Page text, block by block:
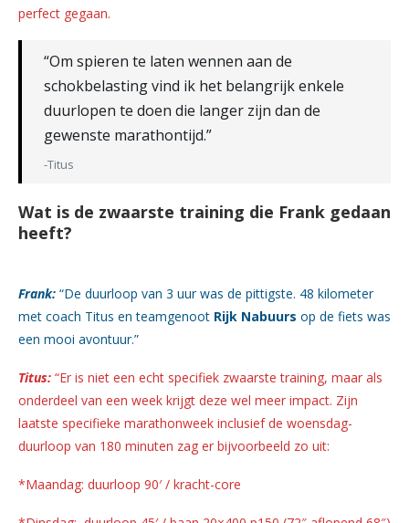
perfect gegaan.
“Om spieren te laten wennen aan de
schokbelasting vind ik het belangrijk enkele
duurlopen te doen die langer zijn dan de
gewenste marathontijd.”
-Titus
Wat is de zwaarste training die Frank gedaan
heeft?
Frank: “De duurloop van 3 uur was de pittigste. 48 kilometer
met coach Titus en teamgenoot Rijk Nabuurs op de fiets was
een mooi avontuur.”
Titus: “Er is niet een echt specifiek zwaarste training, maar als
onderdeel van een week krijgt deze wel meer impact. Zijn
laatste specifieke marathonweek inclusief de woensdag-
duurloop van 180 minuten zag er bijvoorbeeld zo uit:
*Maandag: duurloop 90′ / kracht-core